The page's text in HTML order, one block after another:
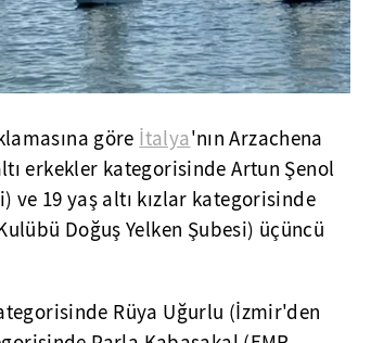
göre İtalya'nın Arzachena
erkekler kategorisinde Artun Şenol
ve 19 yaş altı kızlar kategorisinde
Doğuş Yelken Şubesi) üçüncü
Rüya Uğurlu (İzmir'den